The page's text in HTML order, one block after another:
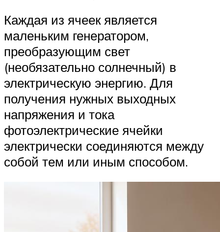
Каждая из ячеек является
маленьким генератором,
преобразующим свет
(необязательно солнечный) в
электрическую энергию. Для
получения нужных выходных
напряжения и тока
фотоэлектрические ячейки
электрически соединяются между
собой тем или иным способом.